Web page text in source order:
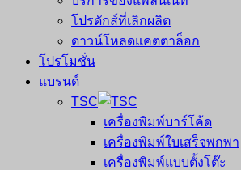
โปรดักส์ที่เลิกผลิต
ดาวน์โหลดแคตตาล็อก
โปรโมชั่น
แบรนด์
TSC
เครื่องพิมพ์บาร์โค้ด
เครื่องพิมพ์ใบเสร็จพกพา
เครื่องพิมพ์แบบตั้งโต๊ะ